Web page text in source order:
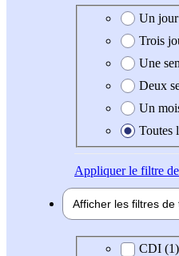
Date de création
Un jour
Trois
Une
Deux
Un
Toutes
Appliquerle filtre de
Afficher les filtres de
Type de contrat
CDI (1)